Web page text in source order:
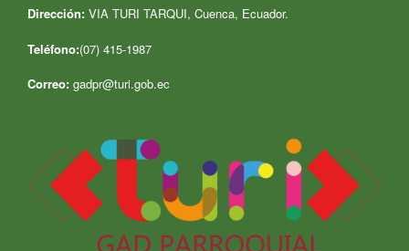
Dirección: VIA TURI TARQUI, Cuenca, Ecuador.
Teléfono:(07) 415-1987
Correo: gadpr@turi.gob.ec